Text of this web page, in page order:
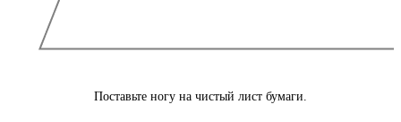
Поставьте ногу на чистый лист бумаги.